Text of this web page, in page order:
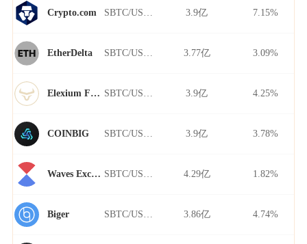
Crypto.com 3.9亿 7.15%
EtherDelta 3.77亿 3.09%
Elexium Finance 3.9亿 4.25%
COINBIG 3.9亿 3.78%
Waves Exchange 4.29亿 1.82%
Biger 3.86亿 4.74%